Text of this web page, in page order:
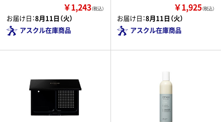
￥1,243（税込）
お届け日：8月11日（火）
アスクル在庫商品
￥1,925（税込）
お届け日：8月11日（火）
アスクル在庫商品